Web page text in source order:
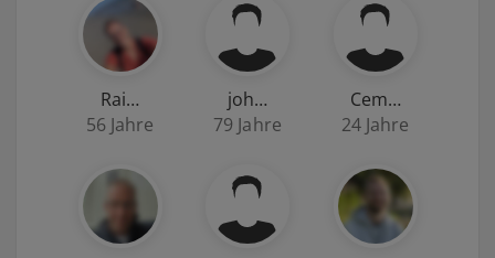
Rai…
56 Jahre
joh…
79 Jahre
Cem…
24 Jahre